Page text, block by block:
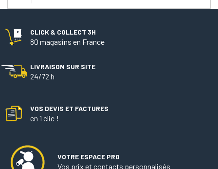
CLICK & COLLECT 3H
80 magasins en France
LIVRAISON SUR SITE
24/72 h
VOS DEVIS ET FACTURES
en 1 clic !
VOTRE ESPACE PRO
Vos prix et contacts personnalisés